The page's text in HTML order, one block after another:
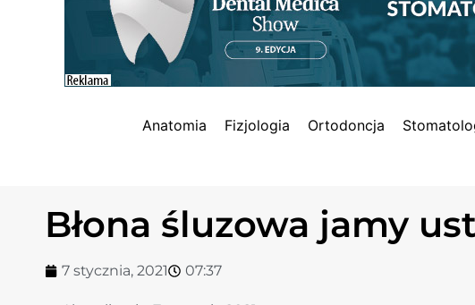
Anatomia Fizjologia Ortodoncja
Błona śluzowa jamy
7 stycznia, 2021 07:37